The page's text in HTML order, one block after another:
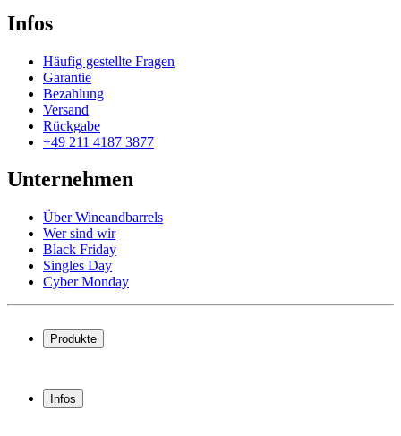
Infos
Häufig gestellte Fragen
Garantie
Bezahlung
Versand
Rückgabe
+49 211 4187 3877
Unternehmen
Über Wineandbarrels
Wer sind wir
Black Friday
Singles Day
Cyber Monday
Produkte
Weinregal
Weinmöbel
Infos